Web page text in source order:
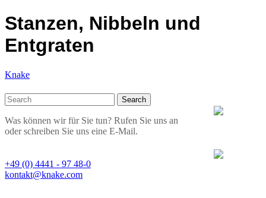
Stanzen, Nibbeln und
Entgraten
Knake
Was können wir für Sie tun? Rufen Sie uns an
oder schreiben Sie uns eine E-Mail.
+49 (0) 4441 - 97 48-0
kontakt@knake.com